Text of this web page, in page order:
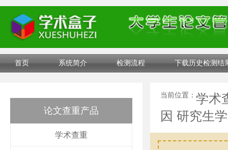
首页 系统简介 检测流程 下载历史检测结
论文查重产品
学术查重
当前位置： 学术
因 研究生